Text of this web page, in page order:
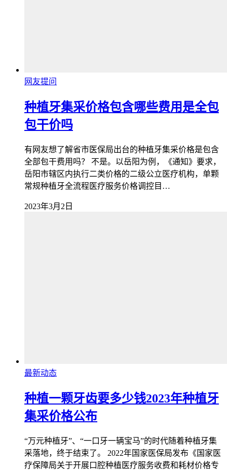
网友提问
种植牙集采价格包含哪些费用是全包
包干价吗
有网友想了解省市医保局出台的种植牙集采价格是包含
全部包干费用吗？ 不是。以岳阳为例，《通知》要求，
岳阳市辖区内执行二类价格的二级公立医疗机构，单颗
常规种植牙全流程医疗服务价格调控目…
2023年3月2日
最新动态
种植一颗牙齿要多少钱2023年种植牙
集采价格公布
“万元种植牙”、“一口牙一辆宝马”的时代随着种植牙集
采落地，终于结束了。 2022年国家医保局发布《国家医
疗保障局关于开展口腔种植医疗服务收费和耗材价格专